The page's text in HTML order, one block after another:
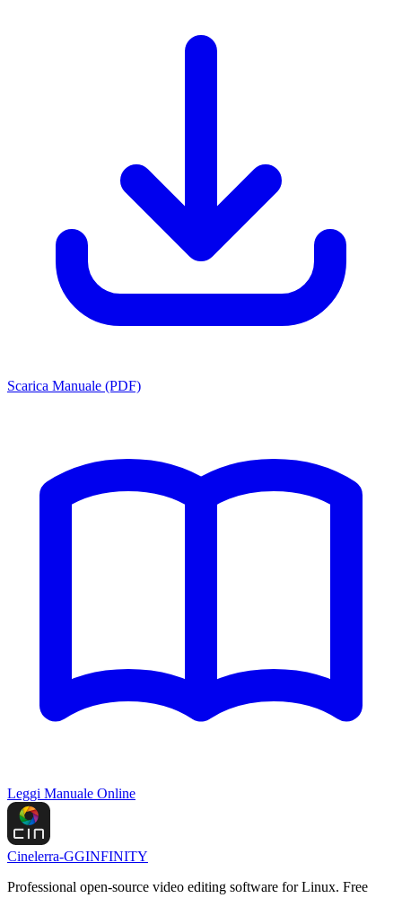
Scarica Manuale (PDF)
Leggi Manuale Online
Cinelerra-GGINFINITY
Professional open-source video editing software for Linux. Free